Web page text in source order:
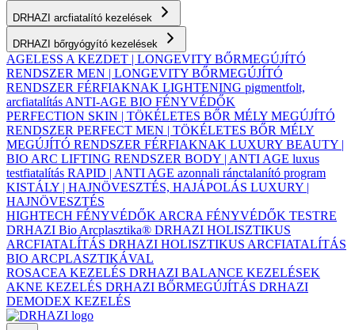
DRHAZI arcfiatalító kezelések
DRHAZI bőrgyógyító kezelések
AGELESS A KEZDET | LONGEVITY BŐRMEGÚJÍTÓ
RENDSZER MEN | LONGEVITY BŐRMEGÚJÍTÓ
RENDSZER FÉRFIAKNAK LIGHTENING pigmentfolt,
arcfiatalítás ANTI-AGE BIO FÉNYVÉDŐK
PERFECTION SKIN | TÖKÉLETES BŐR MÉLY MEGÚJÍTÓ
RENDSZER PERFECT MEN | TÖKÉLETES BŐR MÉLY
MEGÚJÍTÓ RENDSZER FÉRFIAKNAK LUXURY BEAUTY |
BIO ARC LIFTING RENDSZER BODY | ANTI AGE luxus
testfiatalítás RAPID | ANTI AGE azonnali ránctalanító program
KISTÁLY | HAJNÖVESZTÉS, HAJÁPOLÁS LUXURY |
HAJNÖVESZTÉS
HIGHTECH FÉNYVÉDŐK ARCRA FÉNYVÉDŐK TESTRE
DRHAZI Bio Arcplasztika® DRHAZI HOLISZTIKUS
ARCFIATALÍTÁS DRHAZI HOLISZTIKUS ARCFIATALÍTÁS
BIO ARCPLASZTIKÁVAL
ROSACEA KEZELÉS DRHAZI BALANCE KEZELÉSEK
AKNE KEZELÉS DRHAZI BŐRMEGÚJÍTÁS DRHAZI
DEMODEX KEZELÉS